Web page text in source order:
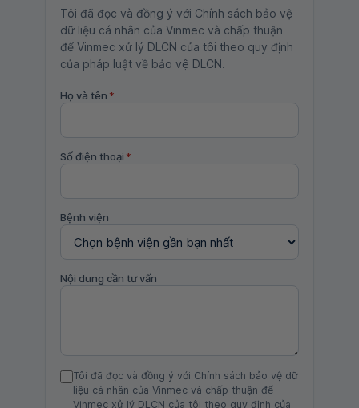
Tôi đã đọc và đồng ý với Chính sách bảo vệ
dữ liệu cá nhân của Vinmec và chấp thuận
để Vinmec xử lý DLCN của tôi theo quy định
của pháp luật về bảo vệ DLCN.
Họ và tên *
Số điện thoại *
Bệnh viện
Nội dung cần tư vấn
Tôi đã đọc và đồng ý với Chính sách bảo vệ dữ
liệu cá nhân của Vinmec và chấp thuận để
Vinmec xử lý DLCN của tôi theo quy định của